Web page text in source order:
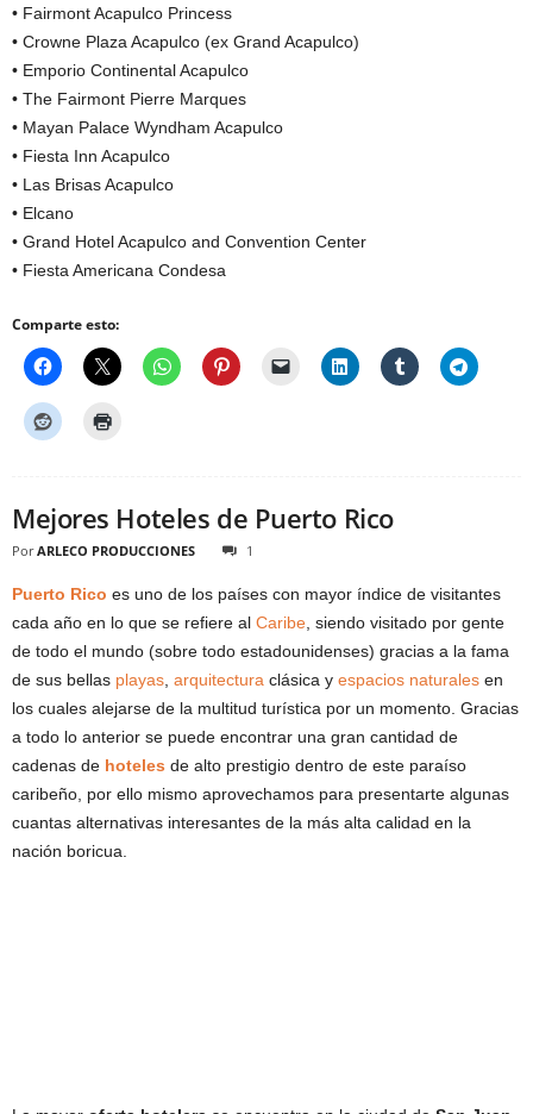
• Fairmont Acapulco Princess
• Crowne Plaza Acapulco (ex Grand Acapulco)
• Emporio Continental Acapulco
• The Fairmont Pierre Marques
• Mayan Palace Wyndham Acapulco
• Fiesta Inn Acapulco
• Las Brisas Acapulco
• Elcano
• Grand Hotel Acapulco and Convention Center
• Fiesta Americana Condesa
Comparte esto:
Mejores Hoteles de Puerto Rico
Por ARLECO PRODUCCIONES 1
Puerto Rico es uno de los países con mayor índice de visitantes
cada año en lo que se refiere al Caribe, siendo visitado por gente
de todo el mundo (sobre todo estadounidenses) gracias a la fama
de sus bellas playas, arquitectura clásica y espacios naturales en
los cuales alejarse de la multitud turística por un momento. Gracias
a todo lo anterior se puede encontrar una gran cantidad de
cadenas de hoteles de alto prestigio dentro de este paraíso
caribeño, por ello mismo aprovechamos para presentarte algunas
cuantas alternativas interesantes de la más alta calidad en la
nación boricua.